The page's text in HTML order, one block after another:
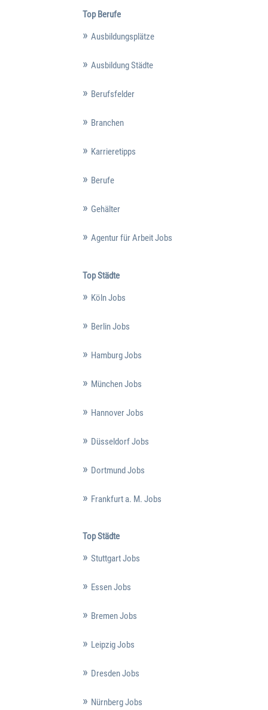
Top Berufe
Ausbildungsplätze
Ausbildung Städte
Berufsfelder
Branchen
Karrieretipps
Berufe
Gehälter
Agentur für Arbeit Jobs
Top Städte
Köln Jobs
Berlin Jobs
Hamburg Jobs
München Jobs
Hannover Jobs
Düsseldorf Jobs
Dortmund Jobs
Frankfurt a. M. Jobs
Top Städte
Stuttgart Jobs
Essen Jobs
Bremen Jobs
Leipzig Jobs
Dresden Jobs
Nürnberg Jobs